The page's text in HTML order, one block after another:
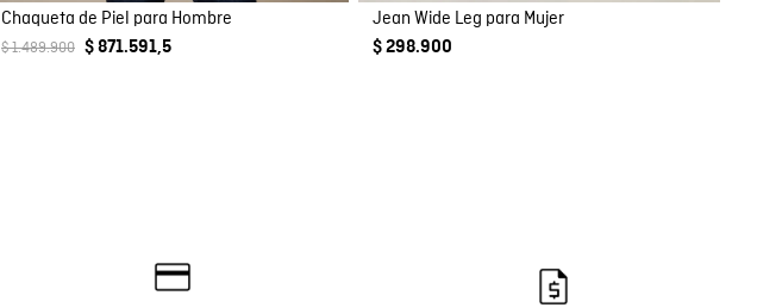
Chaqueta de Piel para Hombre
$ 1.489.900 $ 871.591,5
Jean Wide Leg para Mujer
$ 298.900